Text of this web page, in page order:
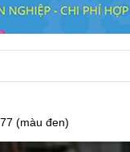
(màu đen)